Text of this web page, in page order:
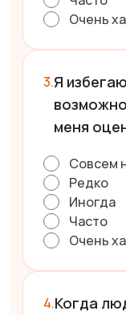
Очень
Я
меня
Совсем
Редко
Иногда
Часто
Очень
Когда